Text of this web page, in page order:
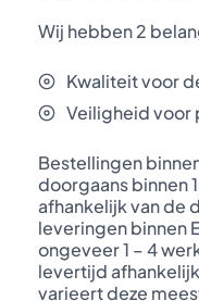
Wij hebben 2
Kwaliteit voor
Veiligheid voor
Bestellingen
doorgaans binnen
afhankelijk van de
leveringen binnen
ongeveer 1 – 4
levertijd
varieert deze